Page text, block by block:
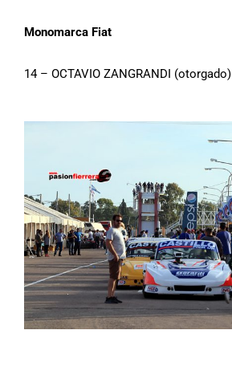
Monomarca Fiat
14 – OCTAVIO ZANGRANDI (otorgado)